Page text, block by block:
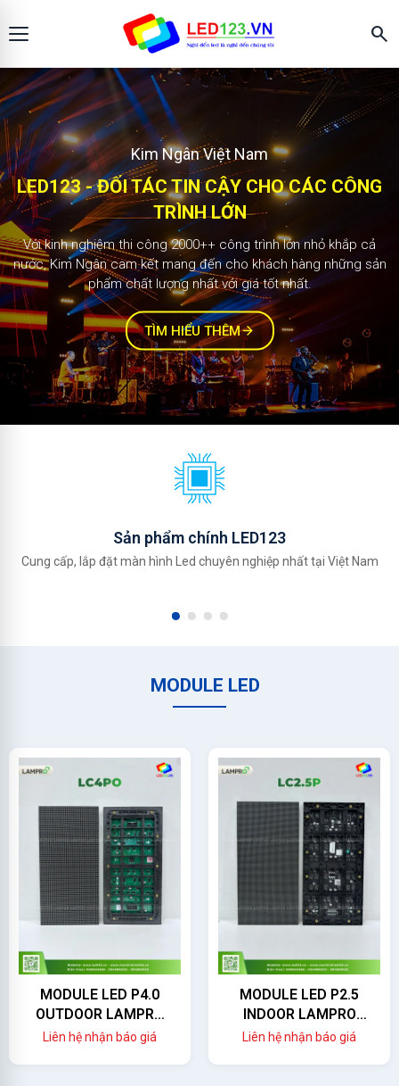
search
2.000+ công trình
Màn hình LED123
KIM NGÂN - ĐỐI TÁC TIN CẬY CHO CÁC
CÔNG TRÌNH LỚN
Với kinh nghiệm thi công 1000++ công trình lớn nhỏ khắp cả
nước, Kim Ngân cam kết mang đến cho khách hàng những sản
phẩm chất lượng nhất với giá tốt nhất.
TÌM HIỂU THÊM
Sản phẩm chính LED123
Cung cấp, lắp đặt màn hình Led chuyên nghiệp nhất tại Việt Nam
MODULE LED
MODULE LED P4.0
OUTDOOR LAMPRO
(LC4.0PO)
Liên hệ nhận báo giá
MODULE LED P2.5
INDOOR LAMPRO
(LC2.5P)
Liên hệ nhận báo giá